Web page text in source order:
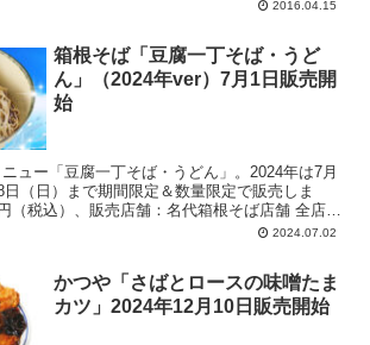
2016.04.15
箱根そば「豆腐一丁そば・うど
ん」（2024年ver）7月1日販売開
始
ュー「豆腐一丁そば・うどん」。2024年は7月
（日）まで期間限定＆数量限定で販売しま
（税込）、販売店舗：名代箱根そば店舗 全店
そば本陣 小田急エース南館店、は販売ナシ。
2024.07.02
かつや「さばとロースの味噌たま
カツ」2024年12月10日販売開始